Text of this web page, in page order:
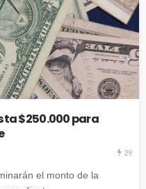
$250.000 para
29
el monto de la